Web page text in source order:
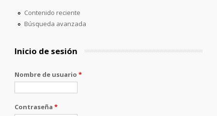
Contenido reciente
Búsqueda avanzada
Inicio de sesión
Nombre de usuario *
Contraseña *